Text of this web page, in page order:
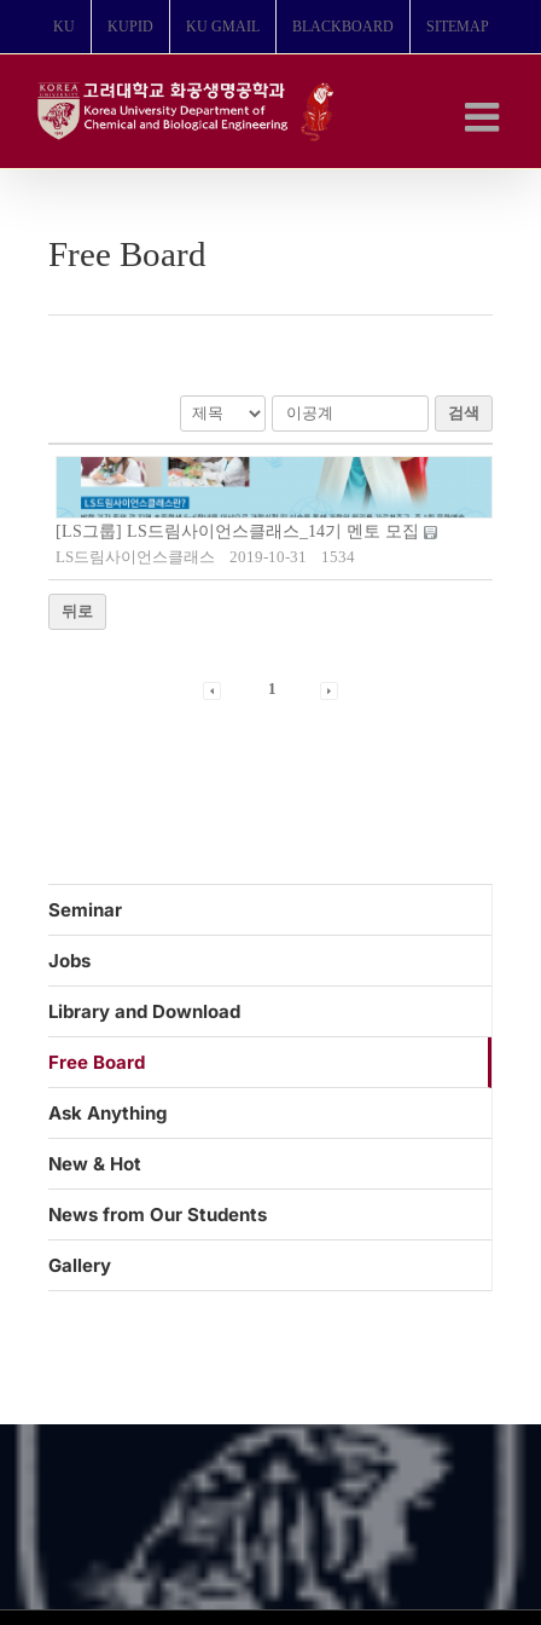
뛰
KU KUPID KU GMAIL BLACKBOARD SITEMAP
Free Board
검색
[LS그룹] LS드림사이언스클래스_14기 멘토 모집
LS드림사이언스클래스
2019-10-31 1534
뒤로
1
Seminar
Jobs
Library and Download
Free Board
Ask Anything
New & Hot
News from Our Students
Gallery